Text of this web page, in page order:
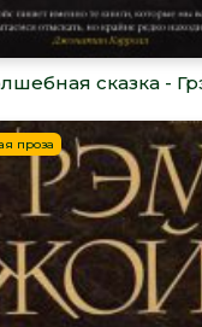
сказка -
проза